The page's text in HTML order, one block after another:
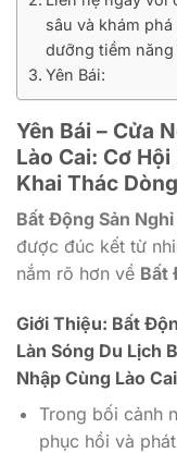
sâu và khám
dưỡng tiềm
Yên Bái:
Yên Bái – Cửa
Lào Cai: Cơ
Khai Thác
Bất Động Sản
được đúc kết từ
nắm rõ hơn về Bất
Giới Thiệu: Bất
Làn Sóng Du Lịch
Nhập Cùng Lào Cai
Trong bối cảnh
phục hồi và